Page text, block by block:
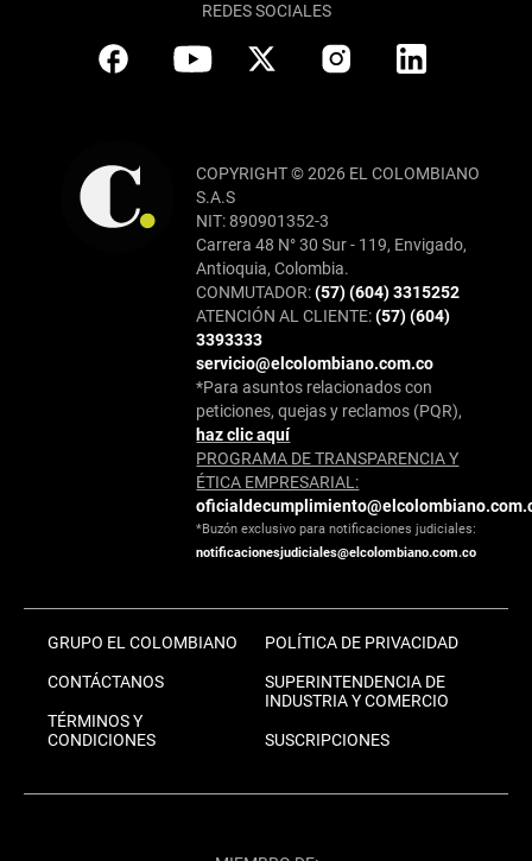
REDES SOCIALES
COPYRIGHT © 2026 EL COLOMBIANO
S.A.S
NIT: 890901352-3
Carrera 48 N° 30 Sur - 119, Envigado,
Antioquia, Colombia.
CONMUTADOR:(57) (604) 3315252
ATENCIÓN AL CLIENTE:(57) (604)
3393333
servicio@elcolombiano.com.co
*Para asuntos relacionados con
peticiones, quejas y reclamos (PQR),
haz clic aquí
PROGRAMA DE TRANSPARENCIA Y
ÉTICA EMPRESARIAL:
*Buzón exclusivo para notificaciones judiciales:
notificacionesjudiciales@elcolombiano.com.co
GRUPO EL COLOMBIANO
CONTÁCTANOS
TÉRMINOS Y
CONDICIONES
POLÍTICA DE PRIVACIDAD
SUPERINTENDENCIA DE
INDUSTRIA Y COMERCIO
SUSCRIPCIONES